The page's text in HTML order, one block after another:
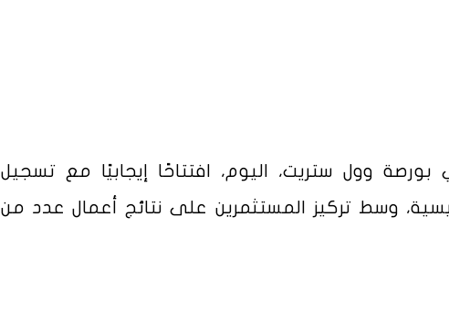
وول ستريت، اليوم، افتتاحًا إيجابيًا مع تسجيل
وسط تركيز المستثمرين على نتائج أعمال عدد من